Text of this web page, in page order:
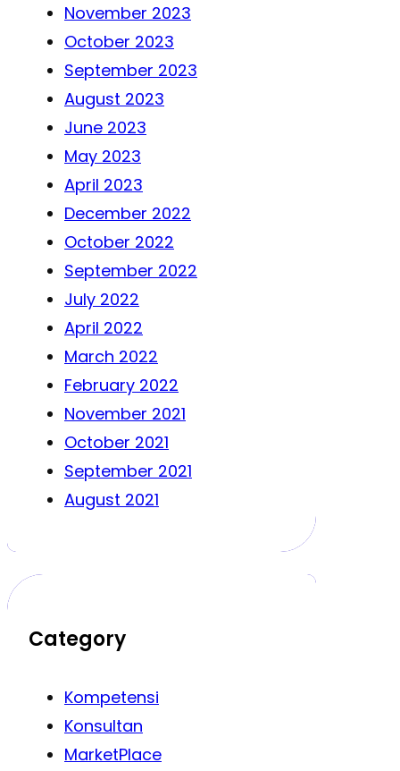
November 2023
October 2023
September 2023
August 2023
June 2023
May 2023
April 2023
December 2022
October 2022
September 2022
July 2022
April 2022
March 2022
February 2022
November 2021
October 2021
September 2021
August 2021
Category
Kompetensi
Konsultan
MarketPlace